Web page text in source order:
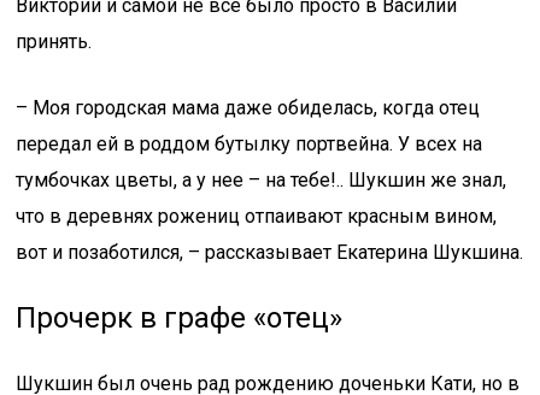
Виктории и самой не все было просто в Василии
принять.
– Моя городская мама даже обиделась, когда отец
передал ей в роддом бутылку портвейна. У всех на
тумбочках цветы, а у нее – на тебе!.. Шукшин же знал,
что в деревнях рожениц отпаивают красным вином,
вот и позаботился, – рассказывает Екатерина Шукшина.
Прочерк в графе «отец»
Шукшин был очень рад рождению доченьки Кати, но в